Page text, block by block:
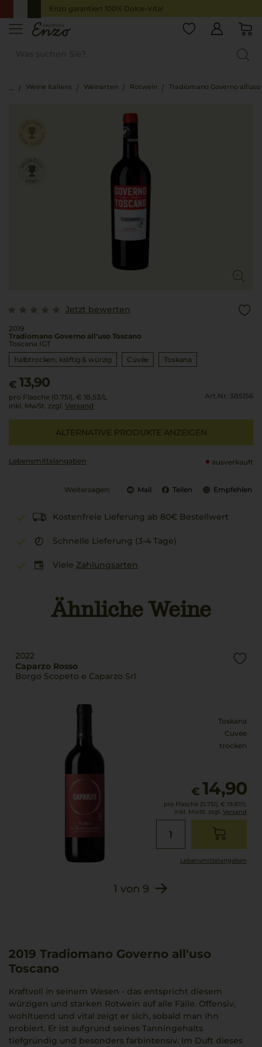
Enzo garantiert 100% Dolce-Vita!
Weine Italiens Weinarten Rotwein Tradiomano Governo all'uso
Jetzt bewerten
2019
Tradiomano Governo all'uso Toscano
Toscana IGT
halbtrocken, kräftig & würzig
Cuvée Toskana
€ 13,90
pro Flasche (0.75l), € 18,53/L
inkl. MwSt. zzgl. Versand
Art.Nr. 385156
ALTERNATIVE PRODUKTE ANZEIGEN
Lebensmittel­angaben ausverkauft
Weitersagen: Mail Teilen Empfehlen
Kostenfreie Lieferung ab 80€ Bestellwert
Schnelle Lieferung (3-4 Tage)
Viele Zahlungsarten
Ähnliche Weine
2022
Caparzo Rosso
Borgo Scopeto e Caparzo Srl
Toskana
Cuvée
trocken
€ 14,90
pro Flasche (0.75l), € 19,87/L
inkl. MwSt. zzgl. Versand
Lebensmittel­angaben
1 von 9
2019 Tradiomano Governo all'uso
Toscano
Kraftvoll in seinem Wesen - das entspricht diesem
würzigen und starken Rotwein auf alle Fälle. Offensiv,
wohltuend und vital zeigt er sich, sobald man ihn
probiert. Er ist aufgrund seines Tanningehalts
tiefgründig und besonders farbintensiv. Im Duft dieses